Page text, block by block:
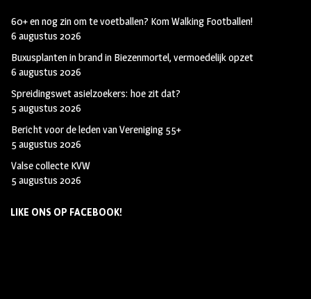
60+ en nog zin om te voetballen? Kom Walking Footballen!
6 augustus 2026
Buxusplanten in brand in Biezenmortel, vermoedelijk opzet
6 augustus 2026
Spreidingswet asielzoekers: hoe zit dat?
5 augustus 2026
Bericht voor de leden van Vereniging 55+
5 augustus 2026
Valse collecte KVW
5 augustus 2026
LIKE ONS OP FACEBOOK!